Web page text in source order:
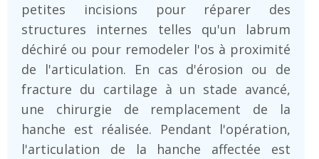
petites incisions pour réparer des
structures internes telles qu'un labrum
déchiré ou pour remodeler l'os à proximité
de l'articulation. En cas d'érosion ou de
fracture du cartilage à un stade avancé,
une chirurgie de remplacement de la
hanche est réalisée. Pendant l'opération,
l'articulation de la hanche affectée est